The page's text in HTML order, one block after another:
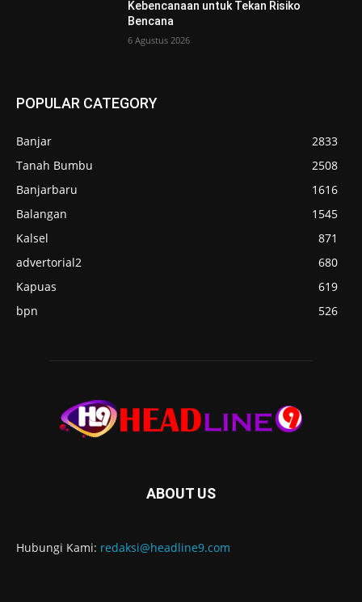
Kebencanaan untuk Tekan Risiko
Bencana
6 Agustus 2026
POPULAR CATEGORY
Banjar
2833
Tanah Bumbu
2508
Banjarbaru
1616
Balangan
1545
Kalsel
871
advertorial2
680
Kapuas
619
bpn
526
ABOUT US
Hubungi Kami: redaksi@headline9.com